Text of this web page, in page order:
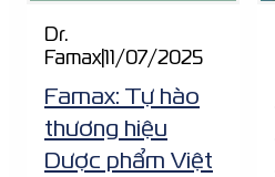
Dr.
Famax|11/07/2025
Famax: Tự hào
thương hiệu
Dược phẩm Việt